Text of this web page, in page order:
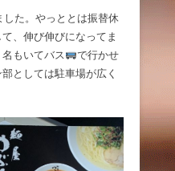
た。やっととは振替休
、伸び伸びになってま
もいてバス
で行かせ
としては駐車場が広く